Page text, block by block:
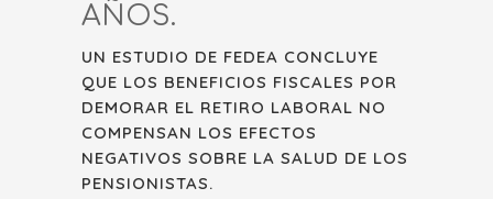
AÑOS.
UN ESTUDIO DE FEDEA CONCLUYE
QUE LOS BENEFICIOS FISCALES POR
DEMORAR EL RETIRO LABORAL NO
COMPENSAN LOS EFECTOS
NEGATIVOS SOBRE LA SALUD DE LOS
PENSIONISTAS.